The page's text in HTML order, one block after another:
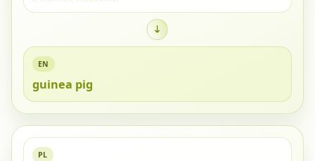
EN
guinea pig
PL